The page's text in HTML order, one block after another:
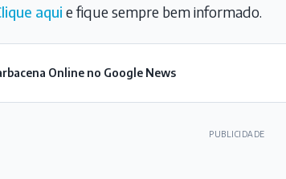
aqui e fique sempre bem informado.
Online no Google News
PUBLICIDADE